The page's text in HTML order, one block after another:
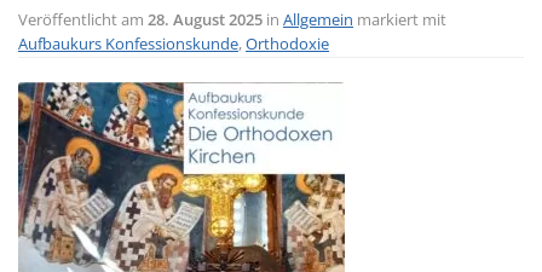
Veröffentlicht am 28. August 2025 in Allgemein markiert mit
Aufbaukurs Konfessionskunde,Orthodoxie